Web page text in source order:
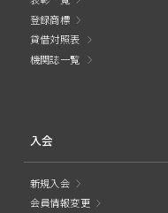
登録商標
貸借対照表
機関誌一覧
入会
新規入会
会員情報変更